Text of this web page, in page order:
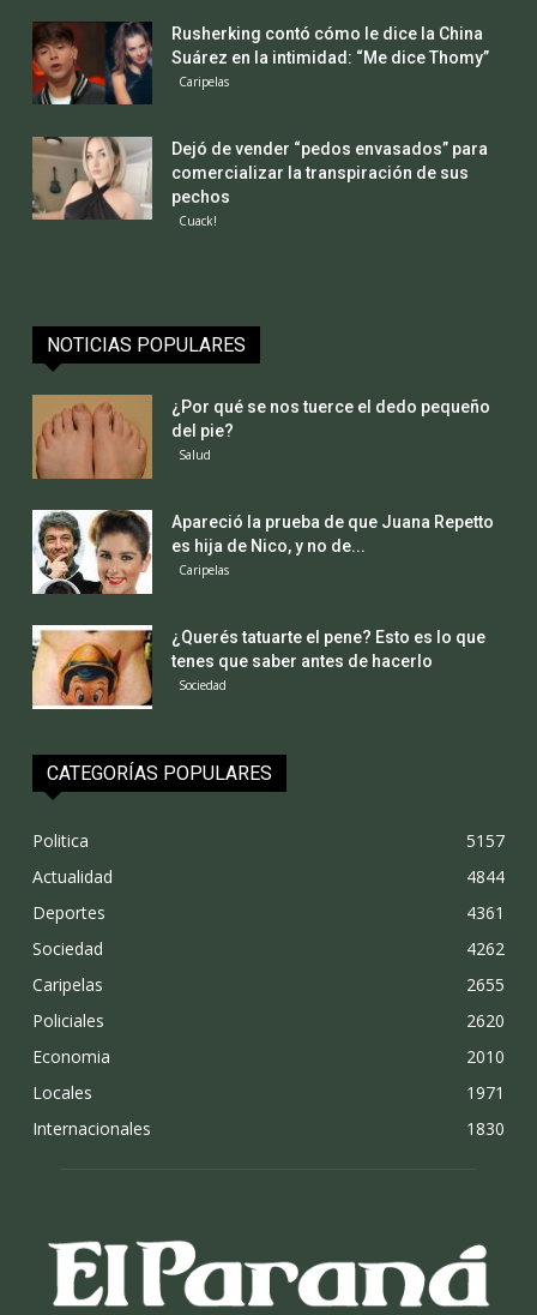
Rusherking contó cómo le dice la China
Suárez en la intimidad: “Me dice Thomy”
Caripelas
Dejó de vender “pedos envasados” para
comercializar la transpiración de sus
pechos
Cuack!
NOTICIAS POPULARES
¿Por qué se nos tuerce el dedo pequeño
del pie?
Salud
Apareció la prueba de que Juana Repetto
es hija de Nico, y no de...
Caripelas
¿Querés tatuarte el pene? Esto es lo que
tenes que saber antes de hacerlo
Sociedad
CATEGORÍAS POPULARES
Politica
5157
Actualidad
4844
Deportes
4361
Sociedad
4262
Caripelas
2655
Policiales
2620
Economia
2010
Locales
1971
Internacionales
1830